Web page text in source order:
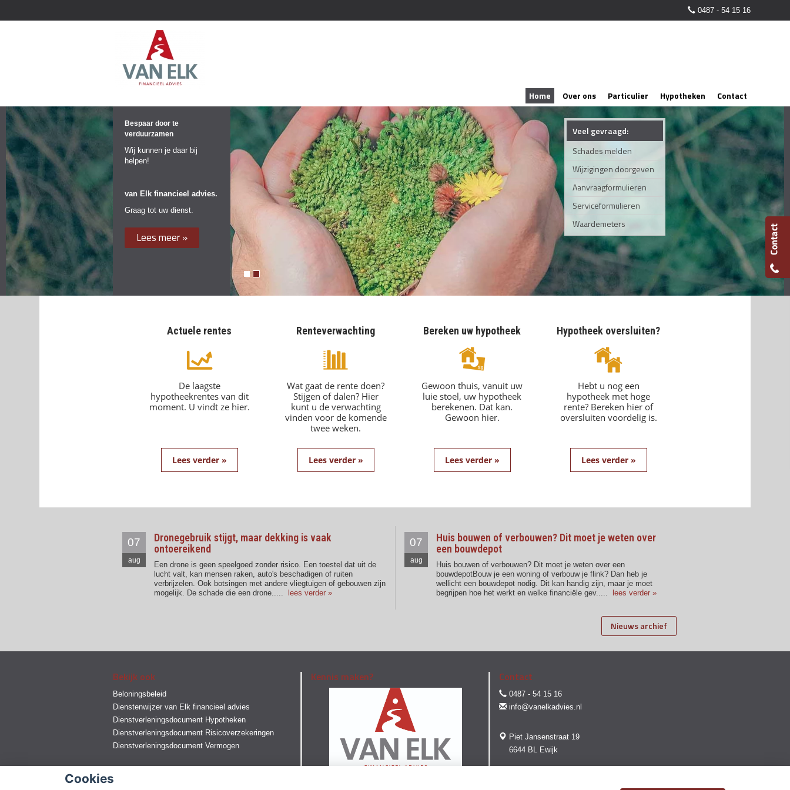
Cookies
0487 - 54 15 16
Home Over ons Particulier Hypotheken Contact
Bespaar door te
verduurzamen
Wij kunnen je daar bij
helpen!
van Elk financieel advies.
Graag tot uw dienst.
Lees meer »
Veel gevraagd:
Schades melden
Wijzigingen doorgeven
Aanvraagformulieren
Serviceformulieren
Waardemeters
Actuele rentes
De laagste
hypotheekrentes van dit
moment. U vindt ze hier.
Lees verder »
Renteverwachting
Wat gaat de rente doen?
Stijgen of dalen? Hier
kunt u de verwachting
vinden voor de komende
twee weken.
Lees verder »
Bereken uw hypotheek
Gewoon thuis, vanuit uw
luie stoel, uw hypotheek
berekenen. Dat kan.
Gewoon hier.
Lees verder »
Hypotheek oversluiten?
Hebt u nog een
hypotheek met hoge
rente? Bereken hier of
oversluiten voordelig is.
Lees verder »
07
aug
Dronegebruik stijgt, maar dekking is vaak
ontoereikend
Een drone is geen speelgoed zonder risico. Een toestel dat uit de
lucht valt, kan mensen raken, auto's beschadigen of ruiten
verbrijzelen. Ook botsingen met andere vliegtuigen of gebouwen zijn
mogelijk. De schade die een drone..... lees verder »
07
aug
Huis bouwen of verbouwen? Dit moet je weten over
een bouwdepot
Huis bouwen of verbouwen? Dit moet je weten over een
bouwdepotBouw je een woning of verbouw je flink? Dan heb je
wellicht een bouwdepot nodig. Dit kan handig zijn, maar je moet
begrijpen hoe het werkt en welke financiële gev..... lees verder »
Nieuws archief
Bekijk ook
Beloningsbeleid
Dienstenwijzer van Elk financieel advies
Dienstverleningsdocument Hypotheken
Dienstverleningsdocument Risicoverzekeringen
Dienstverleningsdocument Vermogen
Kennis maken? Contact
0487 - 54 15 16
info@vanelkadvies.nl
Piet Jansenstraat 19
6644 BL Ewijk